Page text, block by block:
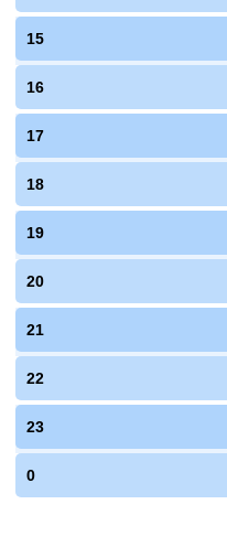
15
16
17
18
19
20
21
22
23
0